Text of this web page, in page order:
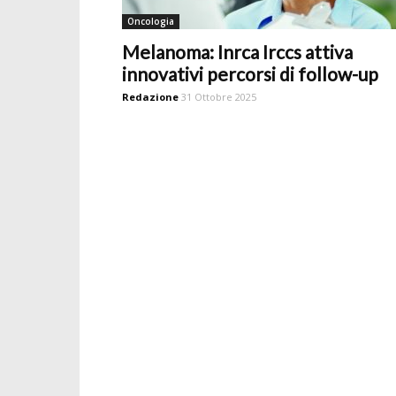
Oncologia
Melanoma: Inrca Irccs attiva
innovativi percorsi di follow-up
Redazione 31 Ottobre 2025